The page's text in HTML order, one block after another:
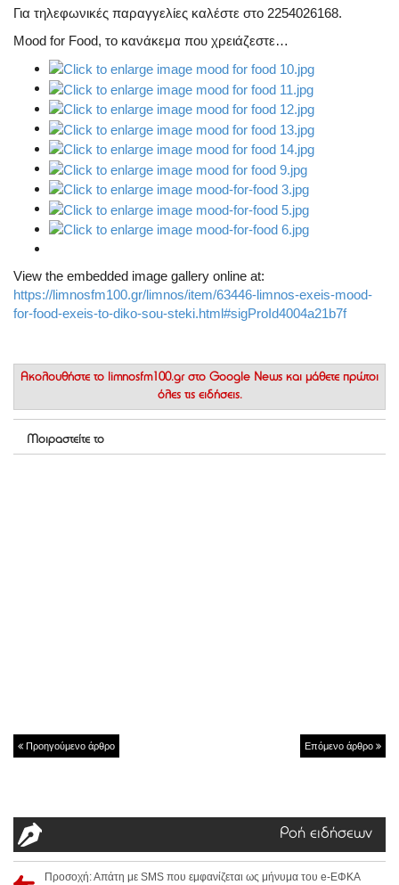
Για τηλεφωνικές παραγγελίες καλέστε στο 2254026168.
Mood for Food, το κανάκεμα που χρειάζεστε…
View the embedded image gallery online at:
https://limnosfm100.gr/limnos/item/63446-limnos-exeis-mood-
for-food-exeis-to-diko-sou-steki.html#sigProId4004a21b7f
Ακολουθήστε το limnosfm100.gr στο Google News και μάθετε πρώτοι
όλες τις ειδήσεις.
Μοιραστείτε το
Προηγούμενο άρθρο Επόμενο άρθρο
Ροή ειδήσεων
Προσοχή: Απάτη με SMS που εμφανίζεται ως μήνυμα του e-ΕΦΚΑ